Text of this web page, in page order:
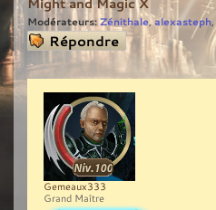
Modérateurs: Zénithale,alexasteph,
Répondre
Gemeaux333
Grand Maître